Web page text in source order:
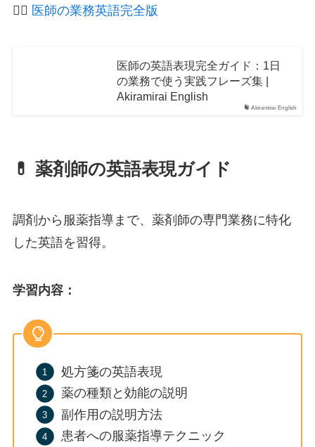
👨‍⚕️ 医師の業務英語完全版
Akiramirai English
医師の英語表現完全ガイド：1日
の業務で使う実践フレーズ集 |
Akiramirai English
💊 薬剤師の英語表現ガイド
調剤から服薬指導まで、薬剤師の専門業務に特化
した英語を習得。
学習内容：
処方箋の英語表現
薬の種類と効能の説明
副作用の説明方法
患者への服薬指導テクニック